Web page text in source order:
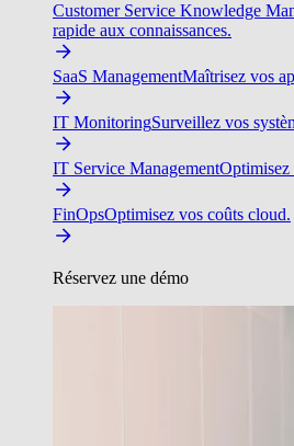
Customer Service Knowledge
rapide aux connaissances.
SaaS ManagementMaîtrisez vos
IT MonitoringSurveillez vos
IT Service ManagementOptimisez
FinOpsOptimisez vos coûts cloud.
Réservez une démo